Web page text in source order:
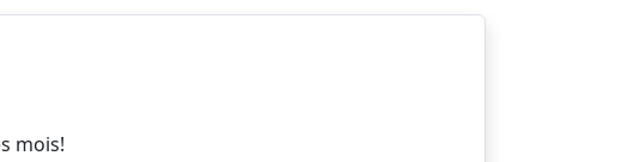
mois!